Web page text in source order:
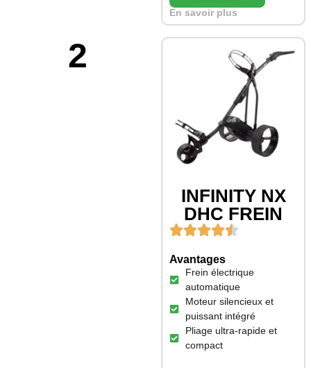
En savoir plus
2
INFINITY NX
DHC FREIN
Avantages
Frein électrique
automatique
Moteur silencieux et
puissant intégré
Pliage ultra-rapide et
compact